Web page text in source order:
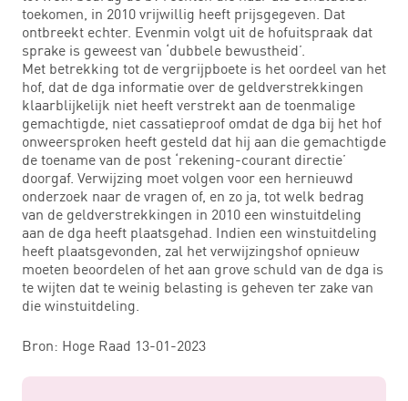
toekomen, in 2010 vrijwillig heeft prijsgegeven. Dat
ontbreekt echter. Evenmin volgt uit de hofuitspraak dat
sprake is geweest van ‘dubbele bewustheid’.
Met betrekking tot de vergrijpboete is het oordeel van het
hof, dat de dga informatie over de geldverstrekkingen
klaarblijkelijk niet heeft verstrekt aan de toenmalige
gemachtigde, niet cassatieproof omdat de dga bij het hof
onweersproken heeft gesteld dat hij aan die gemachtigde
de toename van de post ‘rekening-courant directie’
doorgaf. Verwijzing moet volgen voor een hernieuwd
onderzoek naar de vragen of, en zo ja, tot welk bedrag
van de geldverstrekkingen in 2010 een winstuitdeling
aan de dga heeft plaatsgehad. Indien een winstuitdeling
heeft plaatsgevonden, zal het verwijzingshof opnieuw
moeten beoordelen of het aan grove schuld van de dga is
te wijten dat te weinig belasting is geheven ter zake van
die winstuitdeling.
Bron: Hoge Raad 13-01-2023